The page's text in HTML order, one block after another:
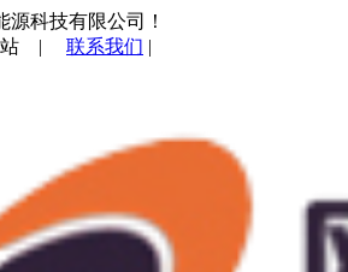
科技有限公司！
| 联系我们 |